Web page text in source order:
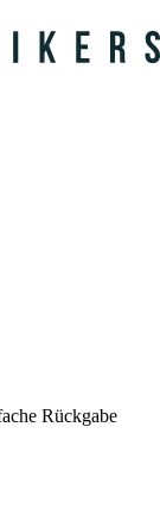
Rückgabe